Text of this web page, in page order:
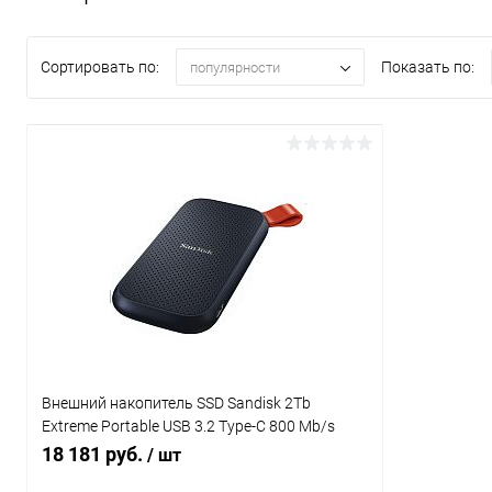
Сортировать по: популярности Показать по:
Внешний накопитель SSD Sandisk 2Tb
Extreme Portable USB 3.2 Type-C 800 Mb/s
plastic case black (SDSSDE30-2T00-G26)
18 181 руб. / шт